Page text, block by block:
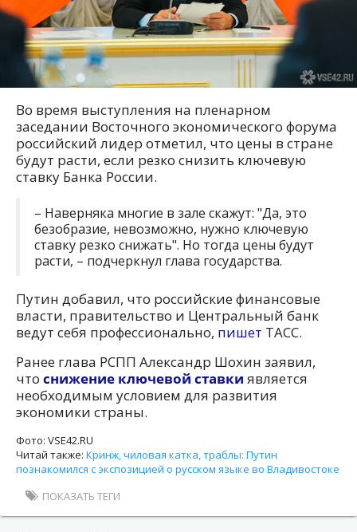
Во время выступления на пленарном
заседании Восточного экономического форума
российский лидер отметил, что цены в стране
будут расти, если резко снизить ключевую
ставку Банка России.
– Наверняка многие в зале скажут: "Да, это
безобразие, невозможно, нужно ключевую
ставку резко снижать". Но тогда цены будут
расти, – подчеркнул глава государства.
Путин добавил, что российские финансовые
власти, правительство и Центральный банк
ведут себя профессионально, пишет ТАСС.
Ранее глава РСПП Александр Шохин заявил,
что снижение ключевой ставки является
необходимым условием для развития
экономики страны.
Фото: VSE42.RU
Читай также: Кринж, чиловая катка, траблы: Путин
познакомился с экспозицией о русском языке во Владивостоке
ПОКАЗАТЬ ТЕГИ